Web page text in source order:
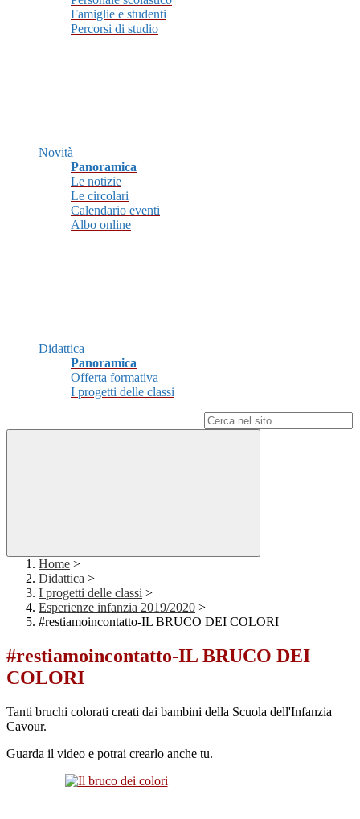
Famiglie e studenti
Percorsi di studio
Novità
Panoramica
Le notizie
Le circolari
Calendario eventi
Albo online
Didattica
Panoramica
Offerta formativa
I progetti delle classi
Home >
Didattica >
I progetti delle classi >
Esperienze infanzia 2019/2020 >
#restiamoincontatto-IL BRUCO DEI COLORI
#restiamoincontatto-IL BRUCO DEI
COLORI
Tanti bruchi colorati creati dai bambini della Scuola dell'Infanzia
Cavour.
Guarda il video e potrai crearlo anche tu.